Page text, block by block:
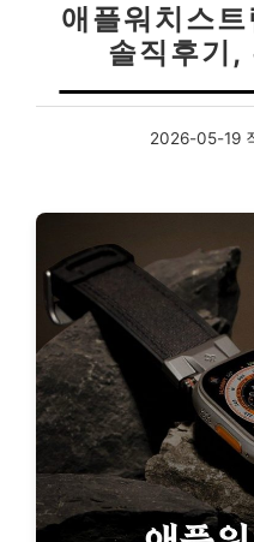
애플워치스
솔직후기,
2026-05-19